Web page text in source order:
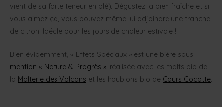
vient de sa forte teneur en blé). Dégustez la bien fraîche et si
vous aimez ça, vous pouvez même lui adjoindre une tranche
de citron. Idéale pour les jours de chaleur estivale !
Bien évidemment, « Effets Spéciaux » est une bière sous
mention « Nature & Progrès », réalisée avec les malts bio de
la Malterie des Volcans et les houblons bio de Cours Cocotte.